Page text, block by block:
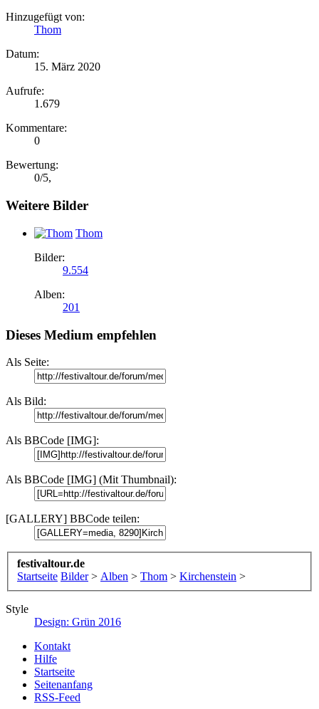
Hinzugefügt von:
Thom
Datum:
15. März 2020
Aufrufe:
1.679
Kommentare:
0
Bewertung:
0/5,
Weitere Bilder
Thom
Bilder:
9.554
Alben:
201
Dieses Medium empfehlen
Als Seite:
Als Bild:
Als BBCode [IMG]:
Als BBCode [IMG] (Mit Thumbnail):
[GALLERY] BBCode teilen:
festivaltour.de
Startseite Bilder > Alben > Thom > Kirchenstein >
Style
Design: Grün 2016
Kontakt
Hilfe
Startseite
Seitenanfang
RSS-Feed